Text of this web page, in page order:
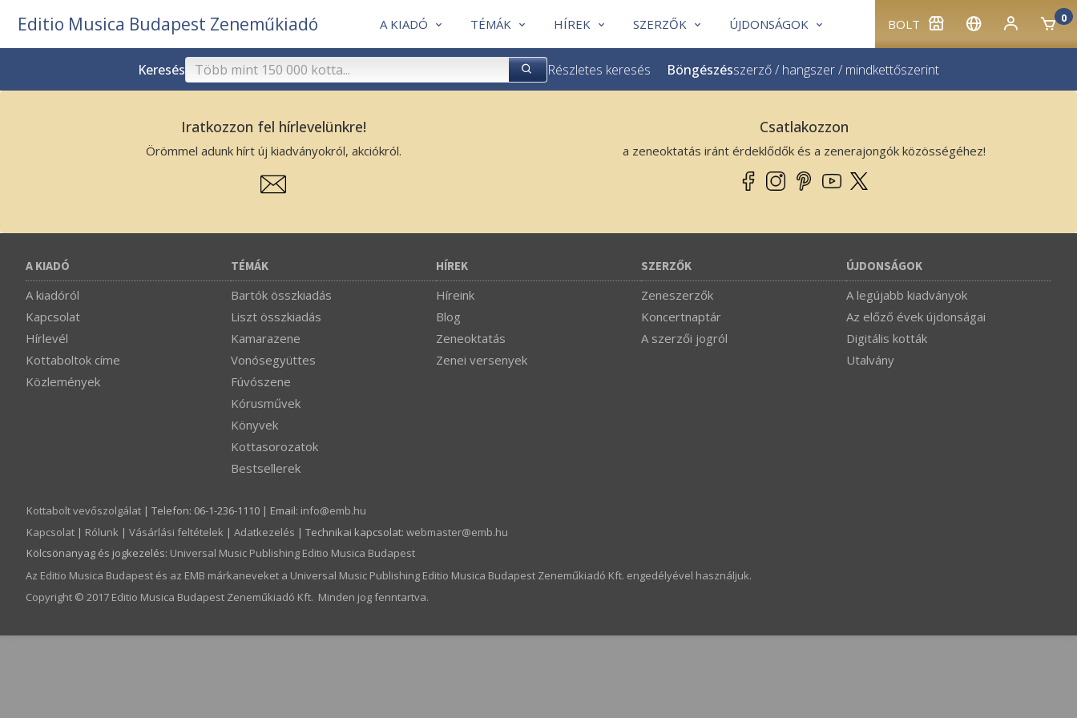
BOLT 0
A KIADÓ TÉMÁK HÍREK SZERZŐK ÚJDONSÁGOK
Editio Musica Budapest Zeneműkiadó
Keresés Részletes keresés Böngészésszerző/ hangszer/ mindkettőszerint
Iratkozzon fel hírlevelünkre!
Örömmel adunk hírt új kiadványokról, akciókról.
Csatlakozzon
a zeneoktatás iránt érdeklődők és a zenerajongók közösségéhez!
A KIADÓ
A kiadóról
Kapcsolat
Hírlevél
Kottaboltok címe
Közlemények
TÉMÁK
Bartók összkiadás
Liszt összkiadás
Kamarazene
Vonósegyüttes
Fúvószene
Kórusművek
Könyvek
Kottasorozatok
Bestsellerek
HÍREK
Híreink
Blog
Zeneoktatás
Zenei versenyek
SZERZŐK
Zeneszerzők
Koncertnaptár
A szerzői jogról
ÚJDONSÁGOK
A legújabb kiadványok
Az előző évek újdonságai
Digitális kották
Utalvány
Kottabolt vevőszolgálat | Telefon: 06-1-236-1110 | Email: info­@­emb.hu
Kapcsolat | Rólunk | Vásárlási feltételek | Adatkezelés | Technikai kapcsolat: webmaster­@­emb.hu
Kölcsönanyag és jogkezelés: Universal Music Publishing Editio Musica Budapest
Az Editio Musica Budapest és az EMB márkaneveket a Universal Music Publishing Editio Musica Budapest Zeneműkiadó Kft. engedélyével használjuk.
Copyright © 2017 Editio Musica Budapest Zeneműkiadó Kft. Minden jog fenntartva.